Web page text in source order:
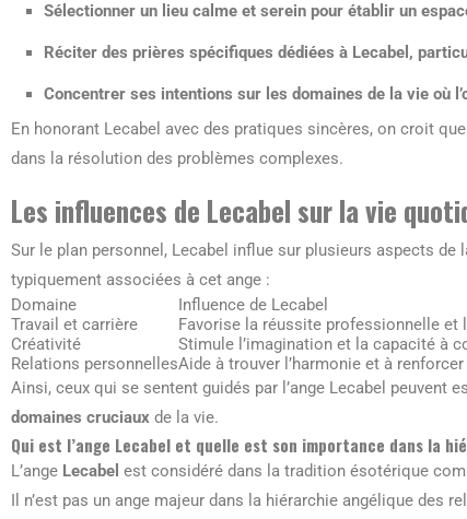
Sélectionner un lieu calme et serein pour établir un
Réciter des prières spécifiques dédiées à Lecabel,
Concentrer ses intentions sur les domaines de la vie où
En honorant Lecabel avec des pratiques sincères, on croit
dans la résolution des problèmes complexes.
Les influences de Lecabel sur la vie
Sur le plan personnel, Lecabel influe sur plusieurs aspects
typiquement associées à cet ange :
Domaine
Influence de Lecabel
Travail et carrière
Favorise la réussite professionnelle et
Créativité
Stimule l’imagination et la capacité à
Relations personnellesAide à trouver l’harmonie et à
Ainsi, ceux qui se sentent guidés par l’ange Lecabel peuvent
domaines cruciaux de la vie.
Qui est l’ange Lecabel et quelle est son importance dans la
L’ange Lecabel est considéré dans la tradition ésotérique
Il n’est pas un ange majeur dans la hiérarchie angélique